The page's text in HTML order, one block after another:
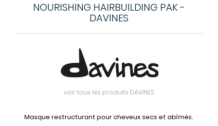
NOURISHING HAIRBUILDING PAK -
DAVINES
voir tous les produits DAVINES
Masque restructurant pour cheveux secs et abîmés.